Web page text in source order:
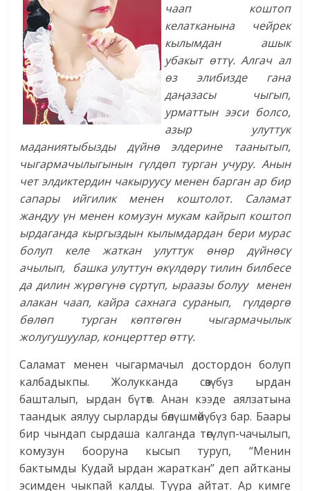
чаап коштоп
келатканына чейрек
кылымдан ашык
убакыт өттү. Алгач ал
өз элибизде гана
даңазасы чыгып,
урматтын ээси болсо,
азыр улуттук
маданиятыбызды дүйнө элдерине таанытып,
чыгармачылыгынын гүлдөп турган учуру. Анын
чет элдиктердин чакыруусу менен барган ар бир
сапары ийгилик менен коштолот. Саламат
жандуу үн менен комузун мукам кайрып коштоп
ырдаганда кыргыздын кылымдардан бери мурас
болуп келе жаткан улуттук өнөр дүйнөсү
ачылып, башка улуттун өкүлдөрү тилин билбесе
да дилин жүрөгүнө сүртүп, ыраазы болуу менен
алакан чаап, кайра сахнага суранып, гүлдөргө
бөлөп турган көптөгөн чыгармачылык
жолугушуулар, концерттер өттү.
Саламат менен чыгармачыл достордон болуп
калбадыкпы. Жолукканда сөзүбүз ырдан
башталып, ырдан бүтөт. Анан кээде аялзатына
таандык аялуу сырларды бөлүшмөйүбүз бар. Баары
бир чындап сырдаша калганда төгүлүп-чачылып,
комузун бооруна кысып туруп, “Менин
бактымды Кудай ырдан жараткан” деп айтканы
эсимден чыкпай калды. Туура айтат. Ар кимге